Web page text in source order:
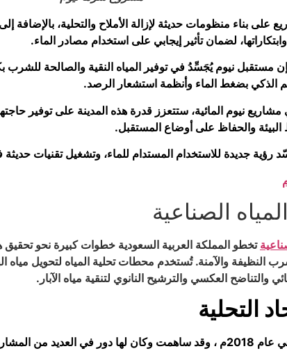
على بناء منظومات حديثة لإزالة الأملاح والتحلية، بالإضافة
لضمان تأثير إيجابي على استخدام مصادر الماء.
مستقبل نيوم يُجَسِّدُ في توفير المياه النقية والصالحة للشرب
الذكي بضغط الماء وأنظمة استشعار الرصد.
نيوم المائية، ستتعزز قدرة هذه المدينة على توفير
والحفاظ على أوضاع المستقبل.
رؤية جديدة للاستخدام المستدام للماء، وتشغيل تقنيات
الصناعية
تخطو المملكة العربية السعودية خطوات كبيرة نحو تحقيق
النظيفة والآمنة. تُستخدم محطات تحلية المياه لتحويل
والتناضح العكسي والترشيح النانوي لتنقية مياه الآبار.
التحلية